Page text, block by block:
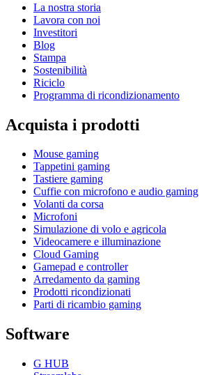
La nostra storia
Lavora con noi
Investitori
Blog
Stampa
Sostenibilità
Riciclo
Programma di ricondizionamento
Acquista i prodotti
Mouse gaming
Tappetini gaming
Tastiere gaming
Cuffie con microfono e audio gaming
Volanti da corsa
Microfoni
Simulazione di volo e agricola
Videocamere e illuminazione
Cloud Gaming
Gamepad e controller
Arredamento da gaming
Prodotti ricondizionati
Parti di ricambio gaming
Software
G HUB